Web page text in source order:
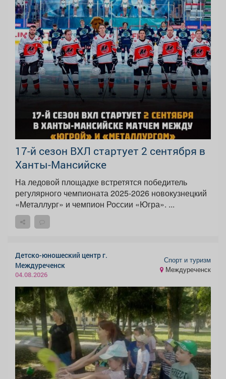
17-й сезон ВХЛ стартует 2 сентября в
Ханты-Мансийске
На ледовой площадке встретятся победитель
регулярного чемпионата 2025-2026 новокузнецкий
«Металлург» и чемпион России «Югра». ...
Детско-юношеский центр г.
Междуреченск
04.08.2026
Спорт и туризм
Междуреченск